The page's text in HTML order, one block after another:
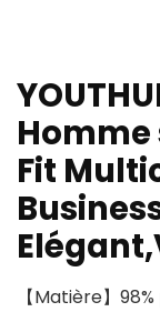
Homme
Fit
【Matière】